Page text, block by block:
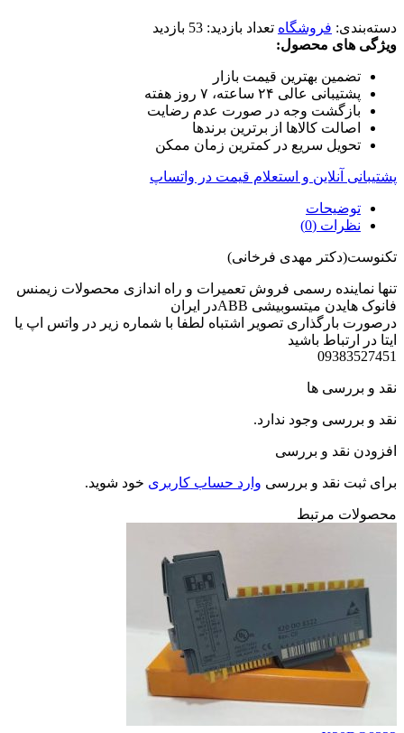
دسته‌بندی: فروشگاه تعداد بازدید: 53 بازدید
ویژگی های محصول:
تضمین بهترین قیمت بازار
پشتیبانی عالی ۲۴ ساعته، ۷ روز هفته
بازگشت وجه در صورت عدم رضایت
اصالت کالاها از برترین برندها
تحویل سریع در کمترین زمان ممکن
پشتیبانی آنلاین و استعلام قیمت در واتساپ
توضیحات
نظرات (0)
تکنوست(دکتر مهدی فرخانی)
تنها نماینده رسمی فروش تعمیرات و راه اندازی محصولات زیمنس
فانوک هایدن میتسوبیشی ABBدر ایران
درصورت بارگذاری تصویر اشتباه لطفا با شماره زیر در واتس اپ یا
ایتا در ارتباط باشید
09383527451
نقد و بررسی ها
نقد و بررسی وجود ندارد.
افزودن نقد و بررسی
برای ثبت نقد و بررسی وارد حساب کاربری خود شوید.
محصولات مرتبط